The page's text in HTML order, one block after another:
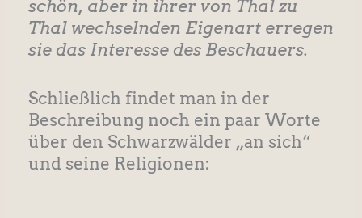
schön, aber in ihrer von Thal zu
Thal wechselnden Eigenart erregen
sie das Interesse des Beschauers.
Schließlich findet man in der
Beschreibung noch ein paar Worte
über den Schwarzwälder „an sich“
und seine Religionen: